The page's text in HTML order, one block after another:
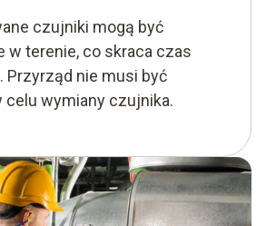
czujniki mogą być
w terenie, co skraca czas
Przyrząd nie musi być
celu wymiany czujnika.